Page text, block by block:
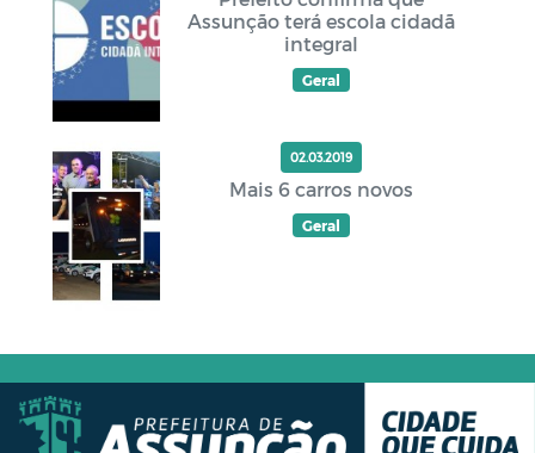
Assunção terá escola cidadã
integral
Geral
02.03.2019
Mais 6 carros novos
Geral